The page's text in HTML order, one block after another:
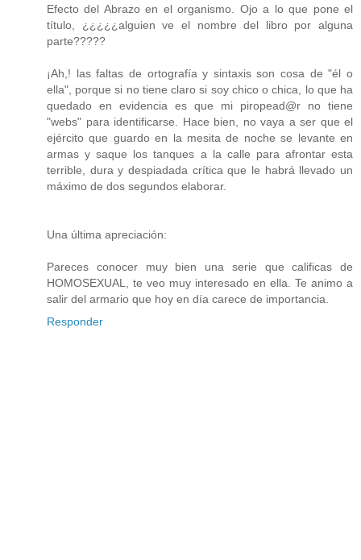
Efecto del Abrazo en el organismo. Ojo a lo que pone el
título, ¿¿¿¿¿alguien ve el nombre del libro por alguna
parte?????
¡Ah,! las faltas de ortografía y sintaxis son cosa de "él o
ella", porque si no tiene claro si soy chico o chica, lo que ha
quedado en evidencia es que mi piropead@r no tiene
"webs" para identificarse. Hace bien, no vaya a ser que el
ejército que guardo en la mesita de noche se levante en
armas y saque los tanques a la calle para afrontar esta
terrible, dura y despiadada crítica que le habrá llevado un
máximo de dos segundos elaborar.
Una última apreciación:
Pareces conocer muy bien una serie que calificas de
HOMOSEXUAL, te veo muy interesado en ella. Te animo a
salir del armario que hoy en día carece de importancia.
Responder